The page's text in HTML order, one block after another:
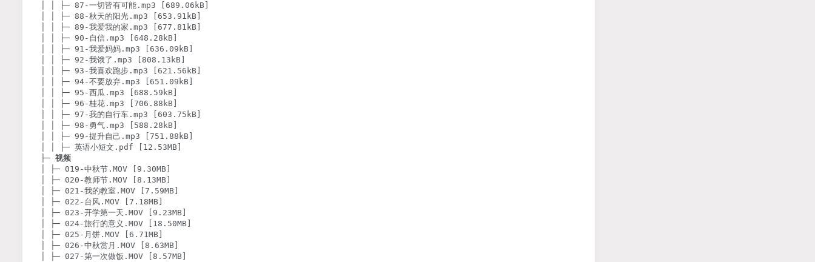
│ │ ├─ 87-一切皆有可能.mp3 [689.06kB]
│ │ ├─ 88-秋天的阳光.mp3 [653.91kB]
│ │ ├─ 89-我爱我的家.mp3 [677.81kB]
│ │ ├─ 90-自信.mp3 [648.28kB]
│ │ ├─ 91-我爱妈妈.mp3 [636.09kB]
│ │ ├─ 92-我饿了.mp3 [808.13kB]
│ │ ├─ 93-我喜欢跑步.mp3 [621.56kB]
│ │ ├─ 94-不要放弃.mp3 [651.09kB]
│ │ ├─ 95-西瓜.mp3 [688.59kB]
│ │ ├─ 96-桂花.mp3 [706.88kB]
│ │ ├─ 97-我的自行车.mp3 [603.75kB]
│ │ ├─ 98-勇气.mp3 [588.28kB]
│ │ ├─ 99-提升自己.mp3 [751.88kB]
│ │ ├─ 英语小短文.pdf [12.53MB]
├─ 视频
│ ├─ 019-中秋节.MOV [9.30MB]
│ ├─ 020-教师节.MOV [8.13MB]
│ ├─ 021-我的教室.MOV [7.59MB]
│ ├─ 022-台风.MOV [7.18MB]
│ ├─ 023-开学第一天.MOV [9.23MB]
│ ├─ 024-旅行的意义.MOV [18.50MB]
│ ├─ 025-月饼.MOV [6.71MB]
│ ├─ 026-中秋赏月.MOV [8.63MB]
│ ├─ 027-第一次做饭.MOV [8.57MB]